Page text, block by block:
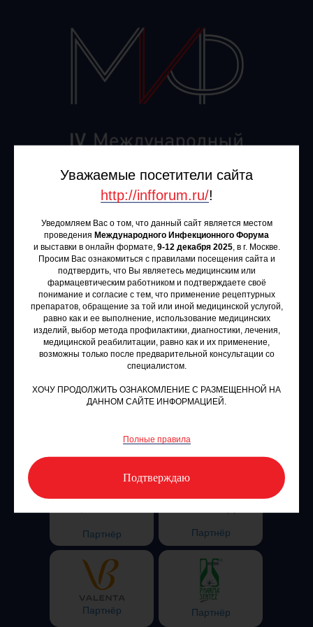
Уважаемые посетители сайта
http://infforum.ru/!
Уведомляем Вас о том, что данный сайт является местом
проведения Международного Инфекционного Форума
и выставки в онлайн формате, 9-12 декабря 2025, в г. Москве.
Просим Вас ознакомиться с правилами посещения сайта и
подтвердить, что Вы являетесь медицинским или
фармацевтическим работником и подтверждаете своё
понимание и согласие с тем, что применение рецептурных
препаратов, обращение за той или иной медицинской услугой,
равно как и ее выполнение, использование медицинских
изделий, выбор метода профилактики, диагностики, лечения,
медицинской реабилитации, равно как и их применение,
возможны только после предварительной консультации со
специалистом.
ХОЧУ ПРОДОЛЖИТЬ ОЗНАКОМЛЕНИЕ С РАЗМЕЩЕННОЙ НА
ДАННОМ САЙТЕ ИНФОРМАЦИЕЙ.
Полные правила
Подтверждаю
Эксклюзивный
партнёр
Эксклюзивный
партнёр
Стратегический
Стратегический
Генеральный
партнёр
Партнёр
Партнёр Партнёр
Партнёр
Генеральный